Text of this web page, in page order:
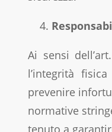
Ai sensi
l’integrità
prevenire
normative
tenuto a